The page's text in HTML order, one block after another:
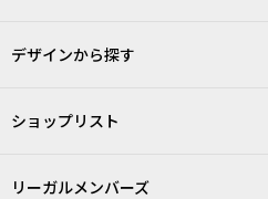
デザインから探す
ショップリスト
リーガルメンバーズ